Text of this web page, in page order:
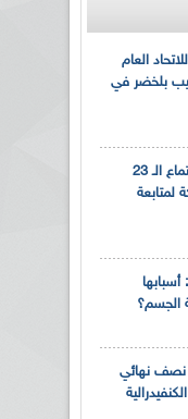
العام
بلخضر في
عطار يشارك في الاجتماع الـ 23
لمتابعة
أسبابها
الجسم؟
نصف نهائي